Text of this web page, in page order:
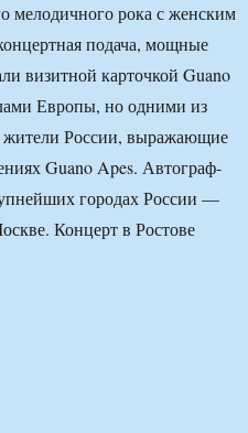
мелодичного рока с женским
подача, мощные
визитной карточкой Guano
Европы, но одними из
жители России, выражающие
Guano Apes. Автограф-
городах России —
Концерт в Ростове